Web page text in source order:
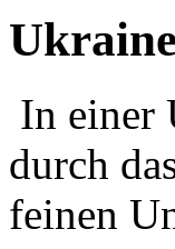
In einer
durch
feinen